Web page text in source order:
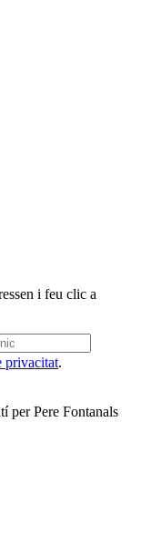
i feu clic a
privacitat.
per Pere Fontanals